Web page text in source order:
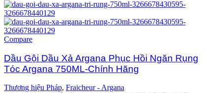
Compare
Dầu Gội Dầu Xả Argana Phục Hồi Ngăn Rụng
Tóc Argana 750ML-Chính Hãng
Thương hiệu Pháp, Fraicheur - Argana